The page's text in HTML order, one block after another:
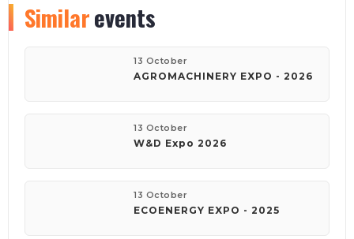
Similarevents
13 October
AGROMACHINERY EXPO - 2026
13 October
W&D Expo 2026
13 October
ECOENERGY EXPO - 2025